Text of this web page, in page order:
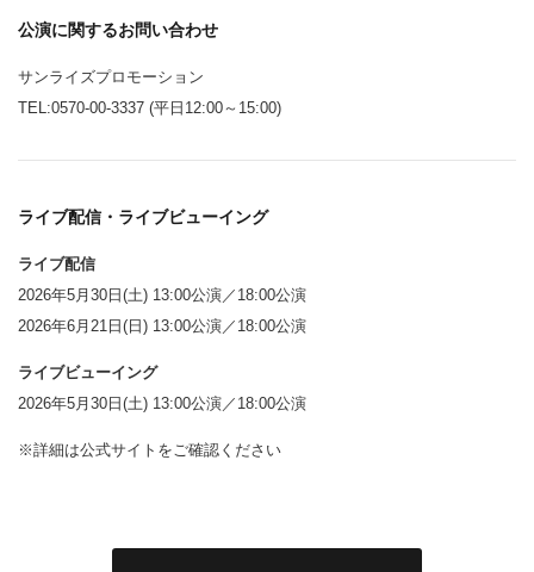
公演に関するお問い合わせ
サンライズプロモーション
TEL:0570-00-3337 (平日12:00～15:00)
ライブ配信・ライブビューイング
ライブ配信
2026年5月30日(土) 13:00公演／18:00公演
2026年6月21日(日) 13:00公演／18:00公演
ライブビューイング
2026年5月30日(土) 13:00公演／18:00公演
※詳細は公式サイトをご確認ください